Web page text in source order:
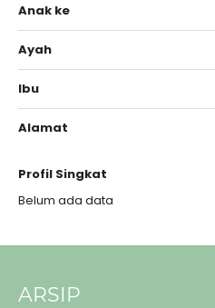
Anak ke
Ayah
Ibu
Alamat
Profil Singkat
Belum ada data
ARSIP